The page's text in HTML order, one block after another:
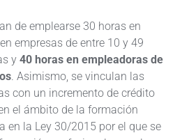
de emplearse 30 horas en
empresas de entre 10 y 49
y 40 horas en empleadoras de
. Asimismo, se vinculan las
con un incremento de crédito
el ámbito de la formación
en la Ley 30/2015 por el que se